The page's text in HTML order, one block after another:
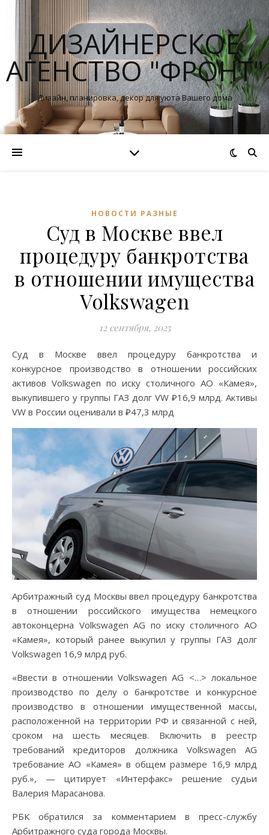
ДИЗАЙНЕРСКОЕ
АГЕНСТВО "ФРОНТ"
Дизайн, планировка, декор для уюта Вашего дома
НОВОСТИ РАЗНЫЕ
Суд в Москве ввел
процедуру банкротства
в отношении имущества
Volkswagen
12 сентября, 2025
Суд в Москве ввел процедуру банкротства и
конкурсное производство в отношении российских
активов Volkswagen по иску столичного АО «Камея»,
выкупившего у группы ГАЗ долг VW ₽16,9 млрд. Активы
VW в России оценивали в ₽47,3 млрд
Арбитражный суд Москвы ввел процедуру банкротства
в отношении российского имущества немецкого
автоконцерна Volkswagen AG по иску столичного АО
«Камея», который ранее выкупил у группы ГАЗ долг
Volkswagen 16,9 млрд руб.
«Ввести в отношении Volkswagen AG <…> локальное
производство по делу о банкротстве и конкурсное
производство в отношении имущественной массы,
расположенной на территории РФ и связанной с ней,
сроком на шесть месяцев. Включить в реестр
требований кредиторов должника Volkswagen AG
требование АО «Камея» в общем размере 16,9 млрд
руб.», — цитирует «Интерфакс» решение судьи
Валерия Марасанова.
РБК обратился за комментарием в пресс-службу
Арбитражного суда города Москвы.